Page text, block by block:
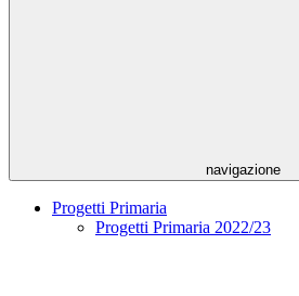
navigazione
Progetti Primaria
Progetti Primaria 2022/23